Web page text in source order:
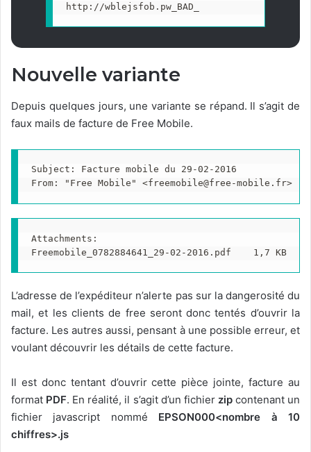
http://wblejsfob.pw_BAD_
Nouvelle variante
Depuis quelques jours, une variante se répand. Il s’agit de
faux mails de facture de Free Mobile.
Subject: Facture mobile du 29-02-2016
From: "Free Mobile" <freemobile@free-mobile.fr>
Attachments:
Freemobile_0782884641_29-02-2016.pdf    1,7 KB
L’adresse de l’expéditeur n’alerte pas sur la dangerosité du
mail, et les clients de free seront donc tentés d’ouvrir la
facture. Les autres aussi, pensant à une possible erreur, et
voulant découvrir les détails de cette facture.
Il est donc tentant d’ouvrir cette pièce jointe, facture au
format PDF. En réalité, il s’agit d’un fichier zipcontenant un
fichier javascript nommé EPSON000<nombre à 10
chiffres>.js